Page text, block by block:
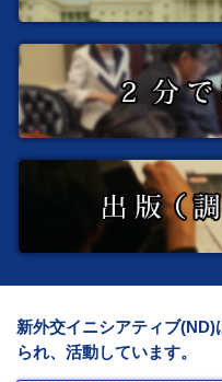
新外交イニシアティブ(ND)
られ、活動しています。